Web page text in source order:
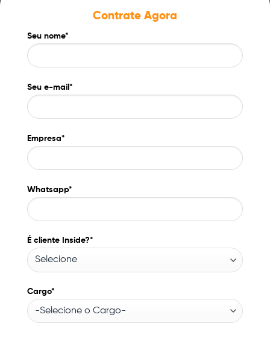
Contrate Agora
Seu nome*
Seu e-mail*
Empresa*
Whatsapp*
É cliente Inside?*
Cargo*